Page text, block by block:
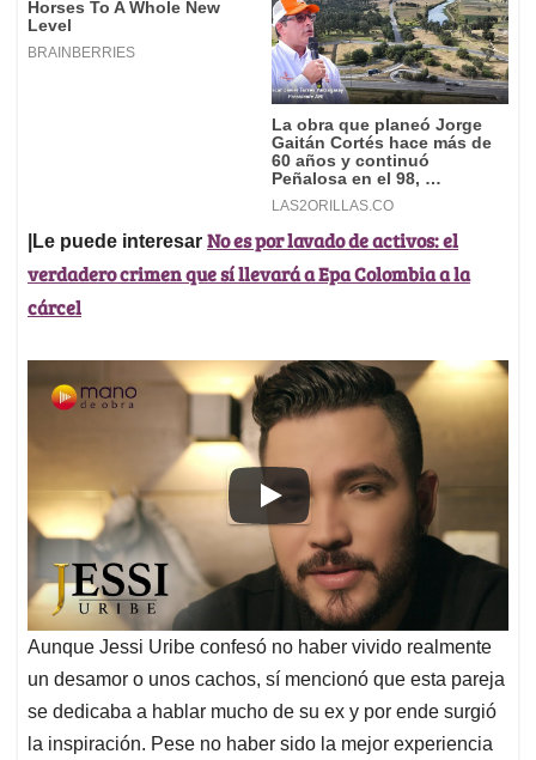
|Le puede interesar No es por lavado de activos: el
verdadero crimen que sí llevará a Epa Colombia a la
cárcel
Aunque Jessi Uribe confesó no haber vivido realmente
un desamor o unos cachos, sí mencionó que esta pareja
se dedicaba a hablar mucho de su ex y por ende surgió
la inspiración. Pese no haber sido la mejor experiencia